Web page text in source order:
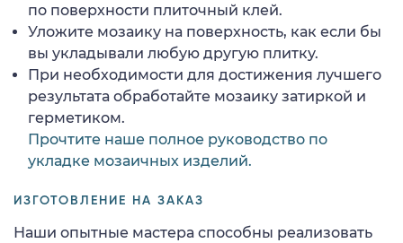
по поверхности плиточный клей.
Уложите мозаику на поверхность, как если бы
вы укладывали любую другую плитку.
При необходимости для достижения лучшего
результата обработайте мозаику затиркой и
герметиком.
Прочтите наше полное руководство по
укладке мозаичных изделий.
ИЗГОТОВЛЕНИЕ НА ЗАКАЗ
Наши опытные мастера способны реализовать